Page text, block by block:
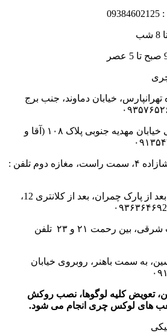
خیابان دماوند، جنب برج
: خیابان جی خیابان مهدیه جنوبی پلاک ۱۰۸ (آقا و
: الهیه ۳۷، پاشازاده ۴، سمت راست، مغازه دوم تلفن :
: بلوار چمران، بعد از پارک چمران، بعد از کلانتری 12،
: بلوار رحمت شرقی، بین رحمت ۲۱ و ۲۳ تلفن
به سمت باهنر، روبروی خیابان
تعویض کلیه لوگوها، نصب روکش
های لوکس چری انجام می شود.